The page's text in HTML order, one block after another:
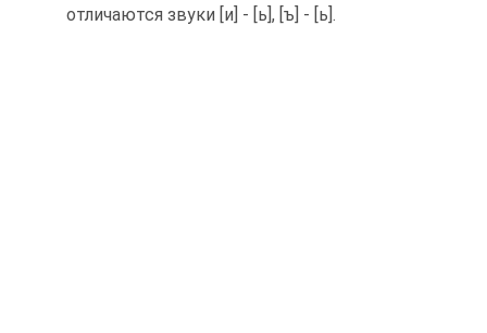
отличаются звуки [и] - [ь], [ъ] - [ь].